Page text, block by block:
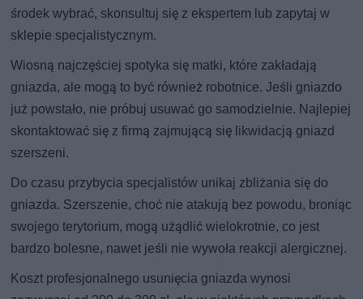
środek wybrać, skonsultuj się z ekspertem lub zapytaj w
sklepie specjalistycznym.
Wiosną najczęściej spotyka się matki, które zakładają
gniazda, ale mogą to być również robotnice. Jeśli gniazdo
już powstało, nie próbuj usuwać go samodzielnie. Najlepiej
skontaktować się z firmą zajmującą się likwidacją gniazd
szerszeni.
Do czasu przybycia specjalistów unikaj zbliżania się do
gniazda. Szerszenie, choć nie atakują bez powodu, broniąc
swojego terytorium, mogą użądlić wielokrotnie, co jest
bardzo bolesne, nawet jeśli nie wywoła reakcji alergicznej.
Koszt profesjonalnego usunięcia gniazda wynosi